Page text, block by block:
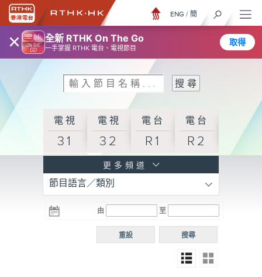
× 全新 RTHK On The Go
一手掌握 RTHK 電台、電視節目
取得
ENG / 簡
電視
31
電視
32
電台
R1
電台
R2
R3
電台 電台
R5
電台
普通
更多頻道
節目語言／類別
由 至
搜尋
重設